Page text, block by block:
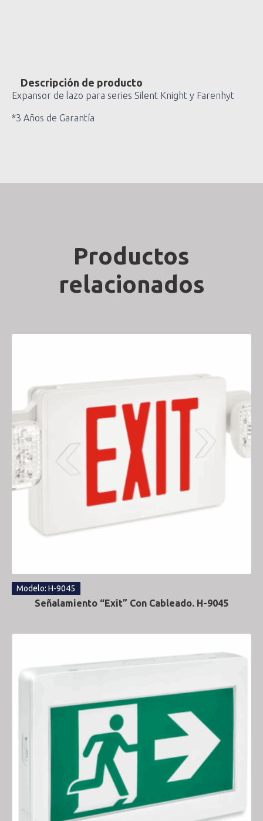
Descripción de producto
Expansor de lazo para series Silent Knight y Farenhyt
*3 Años de Garantía
Productos
relacionados
Modelo: H-9045
Señalamiento “Exit” Con Cableado. H-9045